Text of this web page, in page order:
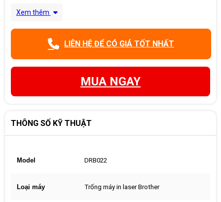
Xem thêm
LIÊN HỆ ĐỂ CÓ GIÁ TỐT NHẤT
MUA NGAY
THÔNG SỐ KỸ THUẬT
Model DRB022
Loại máy Trống máy in laser Brother